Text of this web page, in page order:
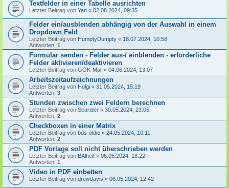
Textfelder in einer Tabelle ausrichten
Letzter Beitrag von Yan « 02.08.2024, 09:35
Felder ein/ausblenden abhängig von der Auswahl in einem
Dropdown Feld
Letzter Beitrag von HumptyDumpty « 18.07.2024, 10:58
Antworten: 1
Formular senden - Felder aus-/ einblenden - erforderliche
Felder aktivieren/deaktivieren
Letzter Beitrag von GOK-Mar « 04.06.2024, 13:07
Arbeitszeitaufzeichnungen
Letzter Beitrag von Holgi « 31.05.2024, 15:19
Antworten: 3
Stunden zwischen zwei Feldern berechnen
Letzter Beitrag von Searider « 30.05.2024, 23:06
Antworten: 2
Checkboxen in einer Matrix
Letzter Beitrag von bds-oldie « 24.05.2024, 10:11
Antworten: 2
PDF Vorlage soll nicht überschrieben werden
Letzter Beitrag von BAlheit « 06.05.2024, 18:22
Antworten: 1
Video in PDF einbetten
Letzter Beitrag von drewdavis « 06.05.2024, 12:42